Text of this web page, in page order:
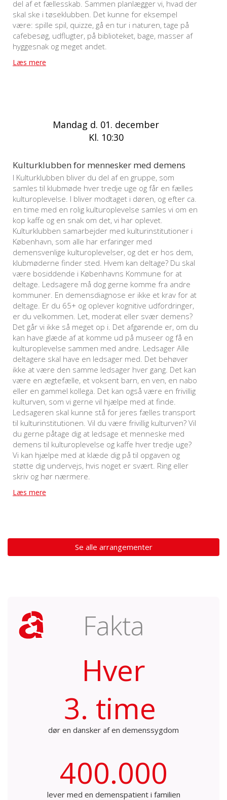
del af et fællesskab. Sammen planlægger vi, hvad der
skal ske i tøseklubben. Det kunne for eksempel
være: spille spil, quizze, gå en tur i naturen, tage på
cafebesøg, udflugter, på biblioteket, bage, masser af
hyggesnak og meget andet.
Læs mere
Mandag d. 01. december
Kl. 10:30
Kulturklubben for mennesker med demens
I Kulturklubben bliver du del af en gruppe, som
samles til klubmøde hver tredje uge og får en fælles
kulturoplevelse. I bliver modtaget i døren, og efter ca.
en time med en rolig kulturoplevelse samles vi om en
kop kaffe og en snak om det, vi har oplevet.
Kulturklubben samarbejder med kulturinstitutioner i
København, som alle har erfaringer med
demensvenlige kulturoplevelser, og det er hos dem,
klubmøderne finder sted. Hvem kan deltage? Du skal
være bosiddende i Københavns Kommune for at
deltage. Ledsagere må dog gerne komme fra andre
kommuner. En demensdiagnose er ikke et krav for at
deltage. Er du 65+ og oplever kognitive udfordringer,
er du velkommen. Let, moderat eller svær demens?
Det går vi ikke så meget op i. Det afgørende er, om du
kan have glæde af at komme ud på museer og få en
kulturoplevelse sammen med andre. Ledsager Alle
deltagere skal have en ledsager med. Det behøver
ikke at være den samme ledsager hver gang. Det kan
være en ægtefælle, et voksent barn, en ven, en nabo
eller en gammel kollega. Det kan også være en frivillig
kulturven, som vi gerne vil hjælpe med at finde.
Ledsageren skal kunne stå for jeres fælles transport
til kulturinstitutionen. Vil du være frivillig kulturven? Vil
du gerne påtage dig at ledsage et menneske med
demens til kulturoplevelse og kaffe hver tredje uge?
Vi kan hjælpe med at klæde dig på til opgaven og
støtte dig undervejs, hvis noget er svært. Ring eller
skriv og hør nærmere.
Læs mere
Se alle arrangementer
Fakta
Hver
3. time
dør en dansker af en demenssygdom
400.000
lever med en demenspatient i familien